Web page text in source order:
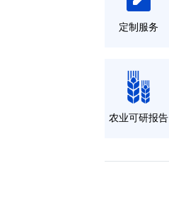
定制服务
农业可研报告